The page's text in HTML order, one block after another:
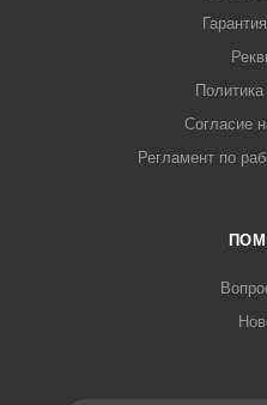
Политика
Согласие
Регламент по